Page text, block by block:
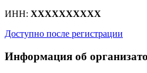
ИНН: XXXXXXXXXX
Доступно после регистрации
Информация об